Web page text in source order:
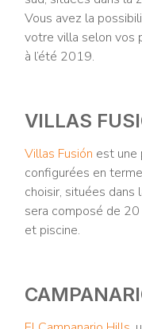
Vous avez la
votre villa selon vos
à l’été 2019.
VILLAS
Villas Fusión est une
configurées en
choisir, situées dans
sera composé de
et piscine.